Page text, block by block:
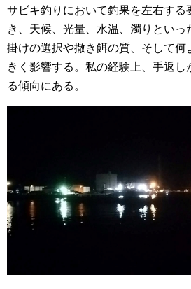
サビキ釣りにおいて釣果を左右する
き、天候、光量、水温、濁りとい
掛けの選択や撒き餌の質、そして何
きく影響する。私の経験上、手返
る傾向にある。